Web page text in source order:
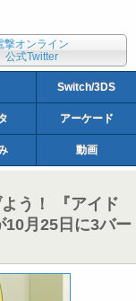
撃オンライン
公式Twitter
Switch/3DS
アーケード
動画
う！ 『アイド
月25日に3バー